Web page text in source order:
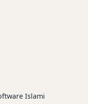
Islami